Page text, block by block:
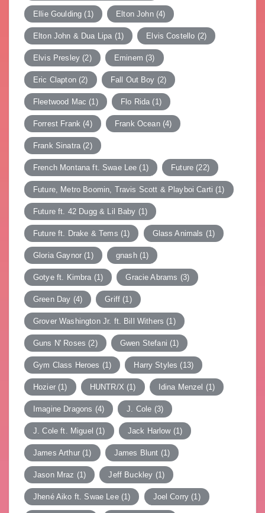
Ellie Goulding (1) Elton John(4)
Elton John & Dua Lipa (1) Elvis Costello (2)
Elvis Presley (2) Eminem (3)
Eric Clapton(2) Fall Out Boy (2)
Fleetwood Mac (1) Flo Rida (1)
Forrest Frank (4) Frank Ocean(4)
Frank Sinatra (2)
French Montana ft. Swae Lee (1) Future (22)
Future, Metro Boomin, Travis Scott & Playboi Carti (1)
Future ft. 42 Dugg & Lil Baby (1)
Future ft. Drake & Tems (1) Glass Animals (1)
Gloria Gaynor (1) gnash(1)
Gotye ft. Kimbra (1) Gracie Abrams (3)
Green Day (4) Griff (1)
Grover Washington Jr. ft. Bill Withers (1)
Guns N' Roses (2) Gwen Stefani (1)
Gym Class Heroes (1) Harry Styles (13)
Hozier(1) HUNTR/X (1) Idina Menzel (1)
Imagine Dragons (4) J. Cole (3)
J. Cole ft. Miguel (1) Jack Harlow(1)
James Arthur(1) James Blunt (1)
Jason Mraz (1) Jeff Buckley (1)
Jhené Aiko ft. Swae Lee(1) Joel Corry (1)